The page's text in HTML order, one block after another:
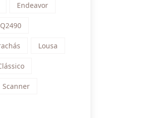
Endeavor
Lousa
Scanner